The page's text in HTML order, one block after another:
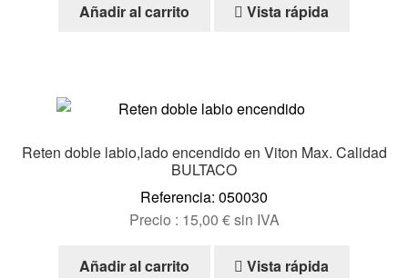
Añadir al carrito Vista rápida
Reten doble labio,lado encendido en Viton Max. Calidad
BULTACO
Referencia: 050030
Precio : 15,00 €sin IVA
Añadir al carrito Vista rápida